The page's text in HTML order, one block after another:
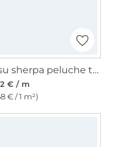
Tissu sherpa peluche teddy Apples, crème
€ / m
€ / 1 m²)